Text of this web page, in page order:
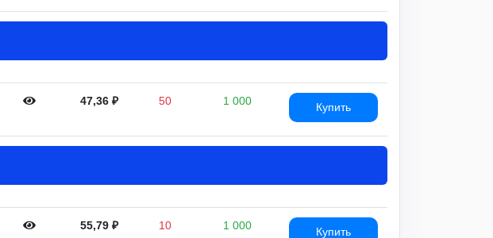
47,36₽ 50 1 000
Купить
55,79₽ 10 1 000
Купить